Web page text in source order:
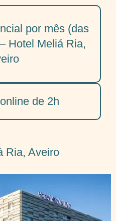
por mês (das
Hotel Meliá Ria,
de 2h
Ria, Aveiro